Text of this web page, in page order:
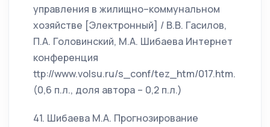
управления в жилищно–коммунальном
хозяйстве [Электронный] / В.В. Гасилов,
П.А. Головинский, М.А. Шибаева Интернет
конференция
ttp://www.volsu.ru/s_conf/tez_htm/017.htm.
(0,6 п.л., доля автора – 0,2 п.л.)
41. Шибаева М.А. Прогнозирование